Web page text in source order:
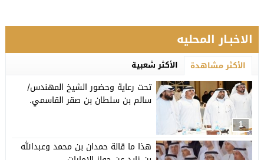
الاخبـار المحليه
الأكثر مشاهدة الأكثر شعبية
1
تحت رعاية وحضور الشيخ المهندس/
سالم بن سلطان بن صقر القاسمي.
هذا ما قالة حمدان بن محمد وعبدالله